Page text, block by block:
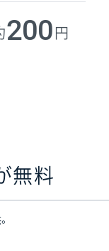
200 円
無料